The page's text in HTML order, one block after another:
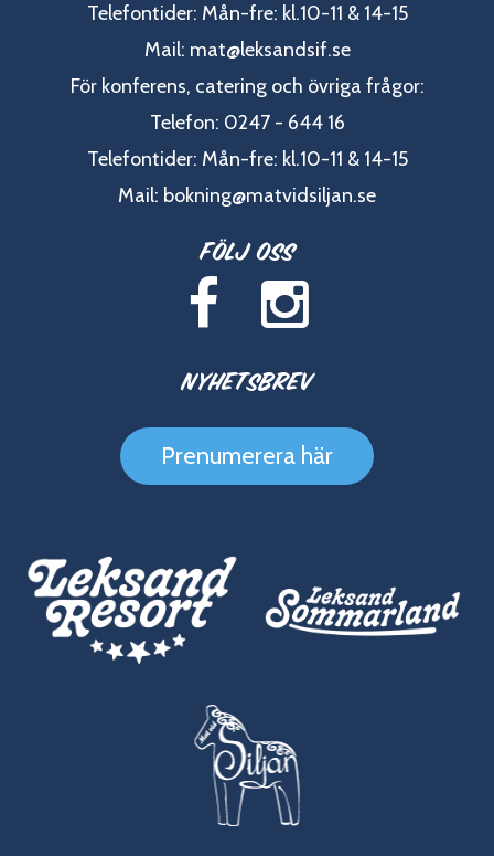
Telefontider: Mån-fre: kl.10-11 & 14-15
Mail: mat@leksandsif.se
För konferens, catering och övriga frågor:
Telefon: 0247 - 644 16
Telefontider: Mån-fre: kl.10-11 & 14-15
Mail: bokning@matvidsiljan.se
Följ oss
Nyhetsbrev